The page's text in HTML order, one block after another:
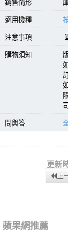
銷售情形
適用機種
注意事項
購物須知
問與答
更新
上
蘋果網推薦